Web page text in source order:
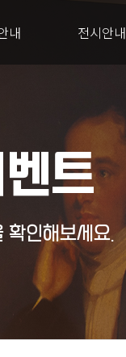
내 전시안내
트
인해보세요.